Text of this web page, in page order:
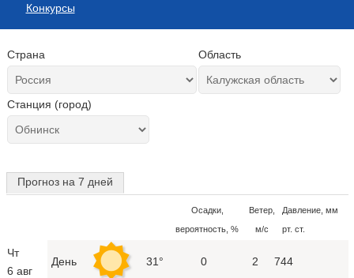
Конкурсы
Страна Область
Станция (город)
Прогноз на 7 дней
Осадки,
вероятность, %
Ветер,
м/с
Давление, мм
рт. ст.
Чт
6 авг
День 31° 0 2 744